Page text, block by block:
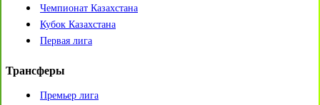
Чемпионат Казахстана
Кубок Казахстана
Первая лига
Трансферы
Премьер лига